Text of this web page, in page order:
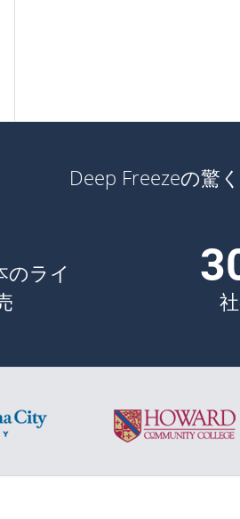
Deep Freezeの驚
のライ